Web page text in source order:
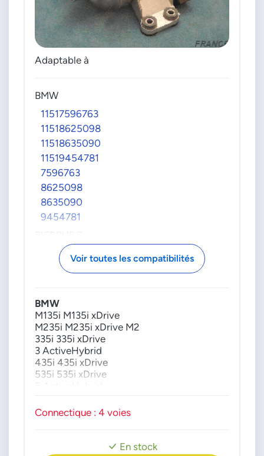
Adaptable à
BMW
11517596763
11518625098
11518635090
11519454781
7596763
8625098
8635090
9454781
70288131
702881310
702881440
70288145
702881450
70288146
702881460
70288166
Voir toutes les compatibilités
En stock
BMW
M135i M135i xDrive
M235i M235i xDrive M2
335i 335i xDrive
3 ActiveHybrid
435i 435i xDrive
535i 535i xDrive
X5 xDrive 35i
Connectique : 4 voies